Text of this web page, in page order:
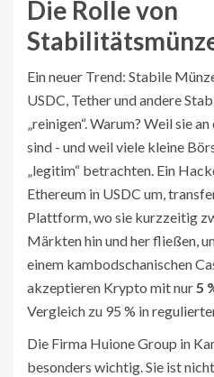
Die Rolle von
Ein neuer Trend: Stabile
USDC, Tether und andere
„reinigen“. Warum? Weil sie
sind - und weil viele kleine
„legitim“ betrachten. Ein
Ethereum in USDC um,
Plattform, wo sie kurzzeitig
Märkten hin und her fließen,
einem kambodschanischen
akzeptieren Krypto mit nur5
Vergleich zu 95 % in
Die Firma Huione Group in
besonders wichtig. Sie ist